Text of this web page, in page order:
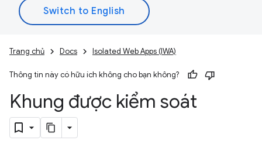
Trang chủ Docs Isolated Web Apps (IWA)
Thông tin này có hữu ích không cho bạn không?
Khung được kiểm soát